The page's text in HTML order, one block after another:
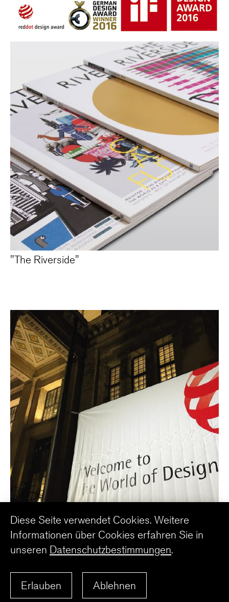
"The Riverside"
Red Dot Awards
ZURÜCK ZUR ÜBERSICHT
Erlauben Ablehnen
Diese Seite verwendet Cookies. Weitere
Informationen über Cookies erfahren Sie in
unseren Datenschutzbestimmungen.